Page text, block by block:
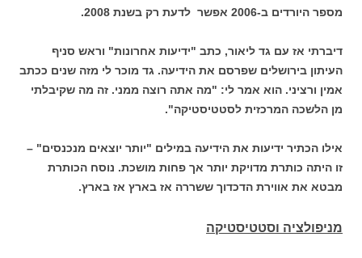
מספר היורדים ב-2006 אפשר לדעת רק בשנת 2008.
דיברתי אז עם גד ליאור, כתב "ידיעות אחרונות" וראש סניף
העיתון בירושלים שפרסם את הידיעה. גד מוכר לי מזה שנים ככתב
אמין ורציני. הוא אמר לי: "מה אתה רוצה ממני. זה מה שקיבלתי
מן הלשכה המרכזית לסטטיסטיקה".
אילו הכתיר ידיעות את הידיעה במילים "יותר יוצאים מנכנסים" –
זו היתה כותרת מדויקת יותר אך פחות מושכת. נוסח הכותרת
מבטא את אווירת הדכדוך ששררה אז בארץ אז בארץ.
מניפולציה וסטטיסטיקה